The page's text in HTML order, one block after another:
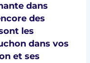
dans
des
les
dans vos
et ses